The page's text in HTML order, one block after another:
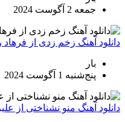
جمعه 2 آگوست 2024
دانلود آهنگ زخم زدی از فرهاد راد
بار
پنج‌شنبه 1 آگوست 2024
دانلود آهنگ منو نشناختی از